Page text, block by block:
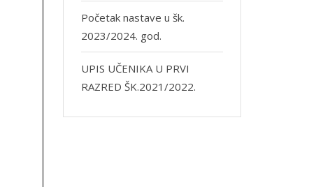
Početak nastave u šk.
2023/2024. god.
UPIS UČENIKA U PRVI
RAZRED ŠK.2021/2022.